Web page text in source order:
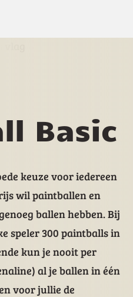
Basic
keuze voor iedereen
wil paintballen en
ballen hebben. Bij
speler 300 paintballs in
kun je nooit per
al je ballen in één
voor jullie de